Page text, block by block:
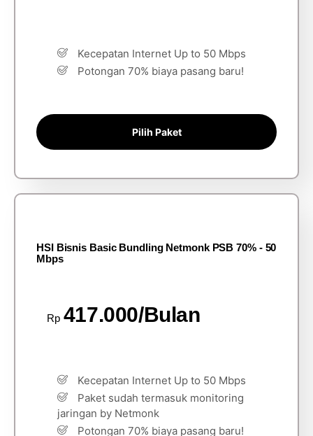
Kecepatan Internet Up to 50 Mbps
Potongan 70% biaya pasang baru!
Pilih Paket
HSI Bisnis Basic Bundling Netmonk PSB 70% - 50
Mbps
Rp 417.000/Bulan
Kecepatan Internet Up to 50 Mbps
Paket sudah termasuk monitoring
jaringan by Netmonk
Potongan 70% biaya pasang baru!